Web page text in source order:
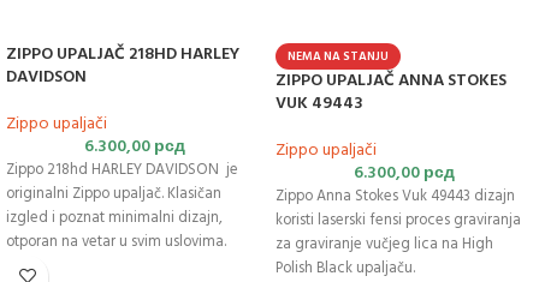
ZIPPO UPALJAČ 218HD HARLEY
DAVIDSON
Zippo upaljači
6.300,00рсд
Zippo 218hd HARLEY DAVIDSON je
originalni Zippo upaljač. Klasičan
izgled i poznat minimalni dizajn,
otporan na vetar u svim uslovima.
NEMA NA STANJU
ZIPPO UPALJAČ ANNA STOKES
VUK 49443
Zippo upaljači
6.300,00рсд
Zippo Anna Stokes Vuk 49443 dizajn
koristi laserski fensi proces graviranja
za graviranje vučjeg lica na High
Polish Black upaljaču.